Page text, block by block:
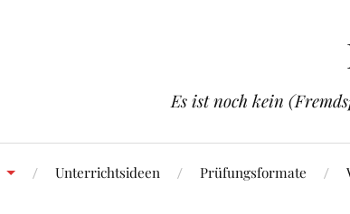
Es ist noch kein
Unterrichtsideen Prüfungsformate